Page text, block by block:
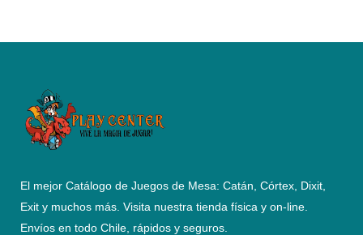
El mejor Catálogo de Juegos de Mesa: Catán, Córtex, Dixit,
Exit y muchos más. Visita nuestra tienda física y on-line.
Envíos en todo Chile, rápidos y seguros